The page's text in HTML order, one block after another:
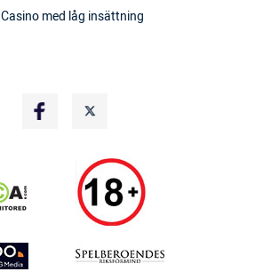
Casino med låg insättning